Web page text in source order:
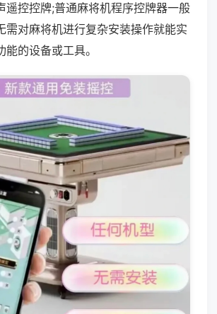
遥控控牌;普通麻将机程序控牌器一般
需对麻将机进行复杂安装操作就能实
的设备或工具。